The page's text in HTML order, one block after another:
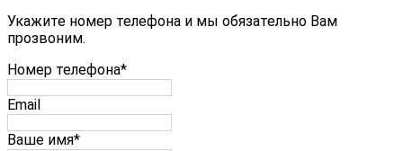
Укажите номер телефона и мы обязательно Вам
прозвоним.
Номер телефона*
Email
Ваше имя*